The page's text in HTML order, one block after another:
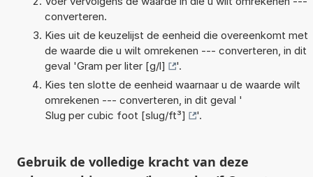
converteren.
Kies uit de keuzelijst de eenheid die overeenkomt met
de waarde die u wilt omrekenen --- converteren, in dit
geval 'Gram per liter [g/l]
'.
Kies ten slotte de eenheid waarnaar u de waarde wilt
omrekenen --- converteren, in dit geval '
Slug per cubic foot [slug/ft³]
'.
Gebruik de volledige kracht van deze